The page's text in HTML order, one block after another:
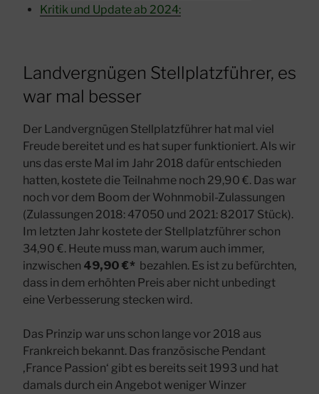
Kritik und Update ab 2024:
Landvergnügen Stellplatzführer, es
war mal besser
Der Landvergnügen Stellplatzführer hat mal viel
Freude bereitet und es hat super funktioniert. Als wir
uns das erste Mal im Jahr 2018 dafür entschieden
hatten, kostete die Teilnahme noch 29,90 €. Das war
noch vor dem Boom der Wohnmobil-Zulassungen
(Zulassungen 2018: 47050 und 2021: 82017 Stück).
Im letzten Jahr kostete der Stellplatzführer schon
34,90 €. Heute muss man, warum auch immer,
inzwischen 49,90 €* bezahlen. Es ist zu befürchten,
dass in dem erhöhten Preis aber nicht unbedingt
eine Verbesserung stecken wird.
Das Prinzip war uns schon lange vor 2018 aus
Frankreich bekannt. Das französische Pendant
‚France Passion‘ gibt es bereits seit 1993 und hat
damals durch ein Angebot weniger Winzer